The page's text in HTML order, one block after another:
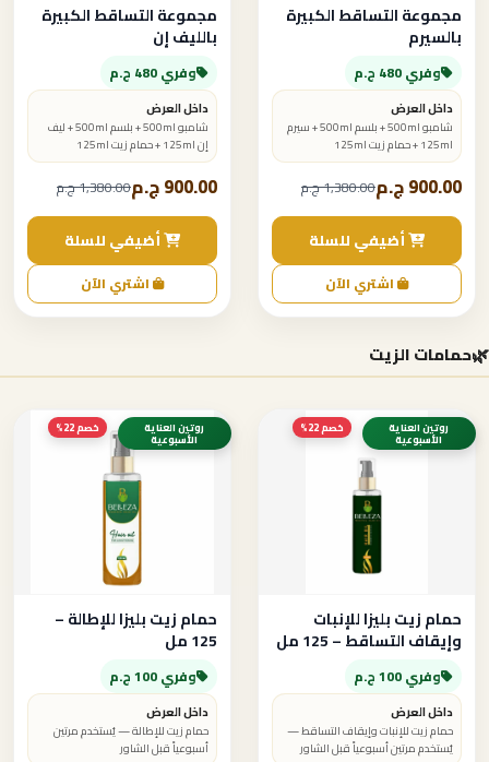
مجموعة التساقط الكبيرة
بالسيرم
وفري 480 ج.م
داخل العرض
شامبو 500ml + بلسم 500ml + سيرم
125ml + حمام زيت 125ml
900.00 ج.م 1,380.00 ج.م
أضيفي للسلة
اشتري الآن
مجموعة التساقط الكبيرة
بالليف إن
وفري 480 ج.م
داخل العرض
شامبو 500ml + بلسم 500ml + ليف
إن 125ml + حمام زيت 125ml
900.00 ج.م 1,380.00 ج.م
أضيفي للسلة
اشتري الآن
🌿حمامات الزيت
روتين العناية
الأسبوعية
خصم 22%
حمام زيت بليزا للإنبات
وإيقاف التساقط – 125 مل
وفري 100 ج.م
داخل العرض
حمام زيت للإنبات وإيقاف التساقط —
يُستخدم مرتين أسبوعياً قبل الشاور
روتين العناية
الأسبوعية
خصم 22%
حمام زيت بليزا للإطالة –
125 مل
وفري 100 ج.م
داخل العرض
حمام زيت للإطالة — يُستخدم مرتين
أسبوعياً قبل الشاور